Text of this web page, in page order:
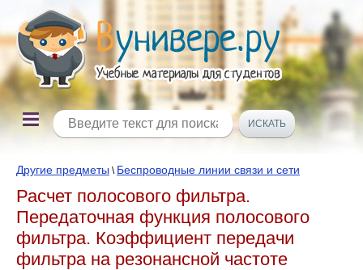
Другие предметы \ Беспроводные линии связи и сети
Расчет полосового фильтра.
Передаточная функция полосового
фильтра. Коэффициент передачи
фильтра на резонансной частоте